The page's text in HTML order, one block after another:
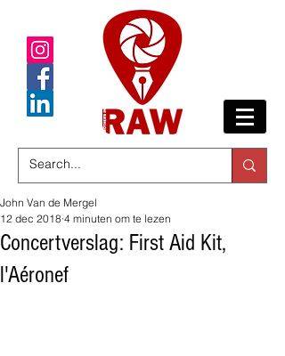
Concertverslag: First Aid Kit,
l'Aéronef
John Van de Mergel
12 dec 2018 4 minuten om te lezen